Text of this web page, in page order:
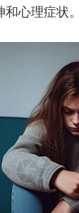
心理症状。